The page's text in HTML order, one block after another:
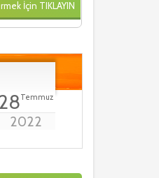
İçin TIKLAYIN
28Temmuz
2022